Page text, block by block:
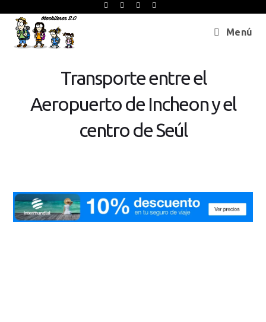
Menú
Transporte entre el
Aeropuerto de Incheon y el
centro de Seúl